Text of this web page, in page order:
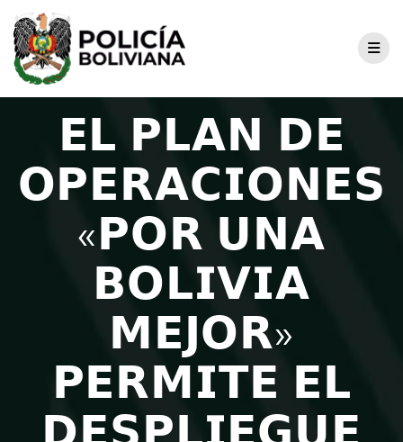
𝗘𝗟 𝗣𝗟𝗔𝗡 𝗗𝗘
𝗢𝗣𝗘𝗥𝗔𝗖𝗜𝗢𝗡𝗘𝗦
«𝗣𝗢𝗥 𝗨𝗡𝗔
𝗕𝗢𝗟𝗜𝗩𝗜𝗔
𝗠𝗘𝗝𝗢𝗥»
𝗣𝗘𝗥𝗠𝗜𝗧𝗘 𝗘𝗟